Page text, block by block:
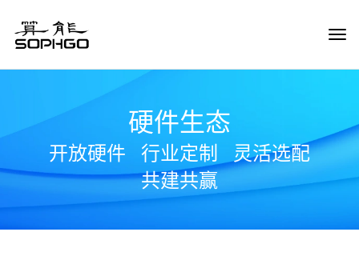
硬件生态
开放硬件 行业定制
灵活选配
共建共赢